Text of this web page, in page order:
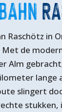
Raschötz in
Met de
Alm
lange
slingert